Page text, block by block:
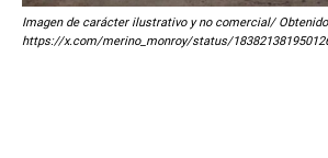
Imagen de carácter ilustrativo y no comercial/
https://x.com/merino_monroy/status/